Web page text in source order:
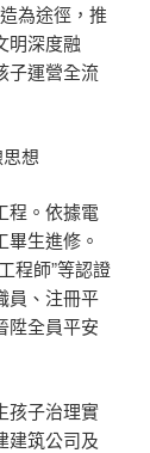
為途徑，推
明深度融
子運營全流
想
程。依據電
生進修。
程師”等認證
員、注冊平
陞全員平安
孩子治理實
建筑公司及